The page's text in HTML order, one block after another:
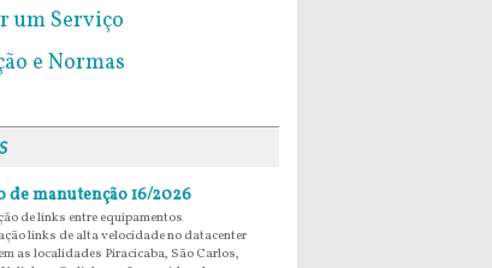
de manutenção 16/2026
de links entre equipamentos
links de alta velocidade no datacenter
as localidades Piracicaba, São Carlos,